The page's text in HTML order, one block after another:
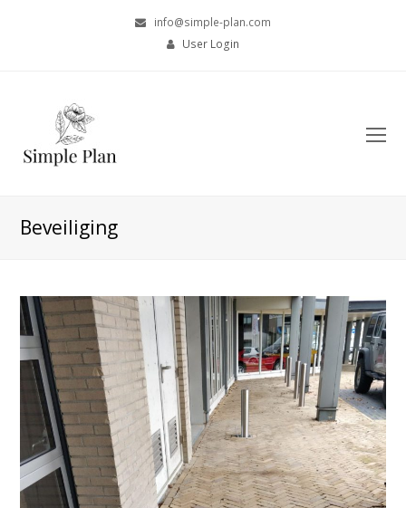
info@simple-plan.com
User Login
Beveiliging